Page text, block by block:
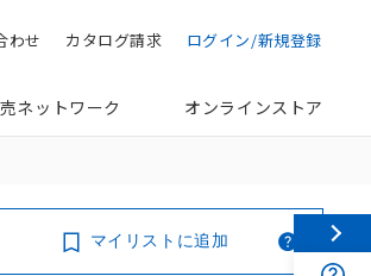
ログイン/新規登録
カタログ請求
わせ
ネットワーク オンラインストア
マイリストに追加